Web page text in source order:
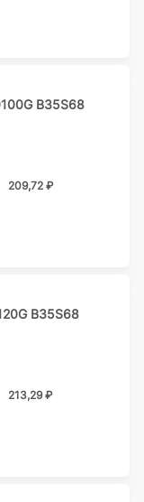
B35S68
209,72 ₽
B35S68
213,29 ₽